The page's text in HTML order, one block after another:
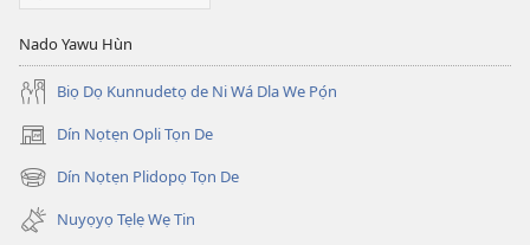
Nado Yawu Hùn
Biọ Dọ Kunnudetọ de Ni Wá Dla We Pọ́n
Dín Nọtẹn Opli Tọn De
(opens
new
window)
Dín Nọtẹn Plidopọ Tọn De
(opens
new
window)
Nuyọyọ Tẹlẹ Wẹ Tin